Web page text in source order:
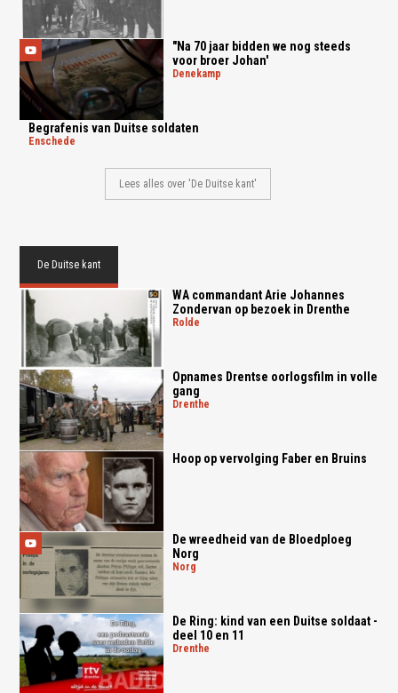
"Na 70 jaar bidden we nog steeds
voor broer Johan'
denekamp
Begrafenis van Duitse soldaten
enschede
Lees alles over 'De Duitse kant'
De Duitse kant
WA commandant Arie Johannes
Zondervan op bezoek in Drenthe
rolde
Opnames Drentse oorlogsfilm in volle
gang
drenthe
Hoop op vervolging Faber en Bruins
De wreedheid van de Bloedploeg
Norg
norg
De Ring: kind van een Duitse soldaat -
deel 10 en 11
drenthe